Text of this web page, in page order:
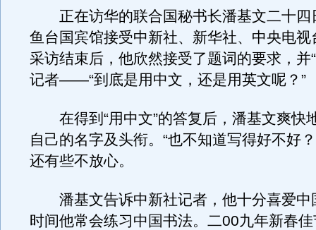
正在访华的联合国秘书长潘基文二十四
鱼台国宾馆接受中新社、新华社、中央电视
采访结束后，他欣然接受了题词的要求，并
记者——“到底是用中文，还是用英文呢？”
在得到“用中文”的答复后，潘基文爽快
自己的名字及头衔。“也不知道写得好不好
还有些不放心。
潘基文告诉中新社记者，他十分喜爱中
时间他常会练习中国书法。二00九年新春